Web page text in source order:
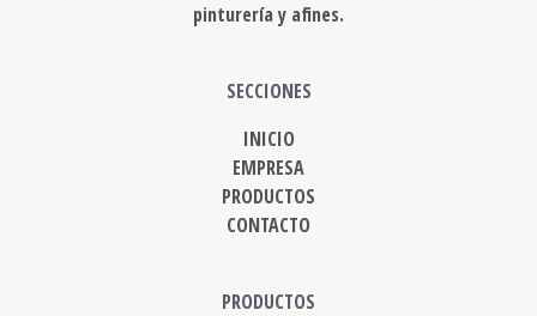
pinturería y afines.
SECCIONES
INICIO
EMPRESA
PRODUCTOS
CONTACTO
PRODUCTOS